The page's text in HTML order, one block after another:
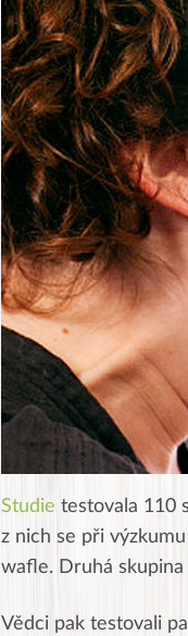
Studie testovala 110
z nich se při
wafle. Druhá skupina
Vědci pak testovali